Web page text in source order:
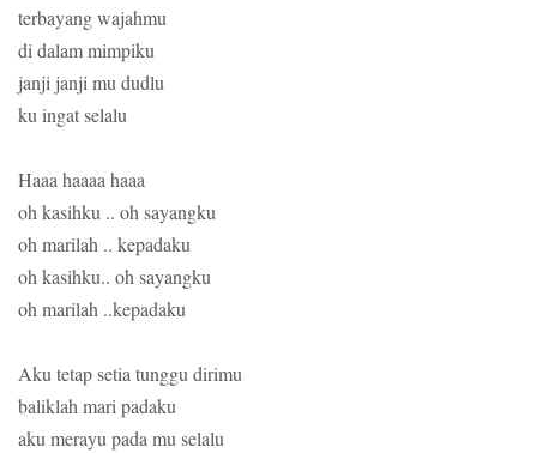
terbayang wajahmu
di dalam mimpiku
janji janji mu dudlu
ku ingat selalu
Haaa haaaa haaa
oh kasihku .. oh sayangku
oh marilah .. kepadaku
oh kasihku.. oh sayangku
oh marilah ..kepadaku
Aku tetap setia tunggu dirimu
baliklah mari padaku
aku merayu pada mu selalu